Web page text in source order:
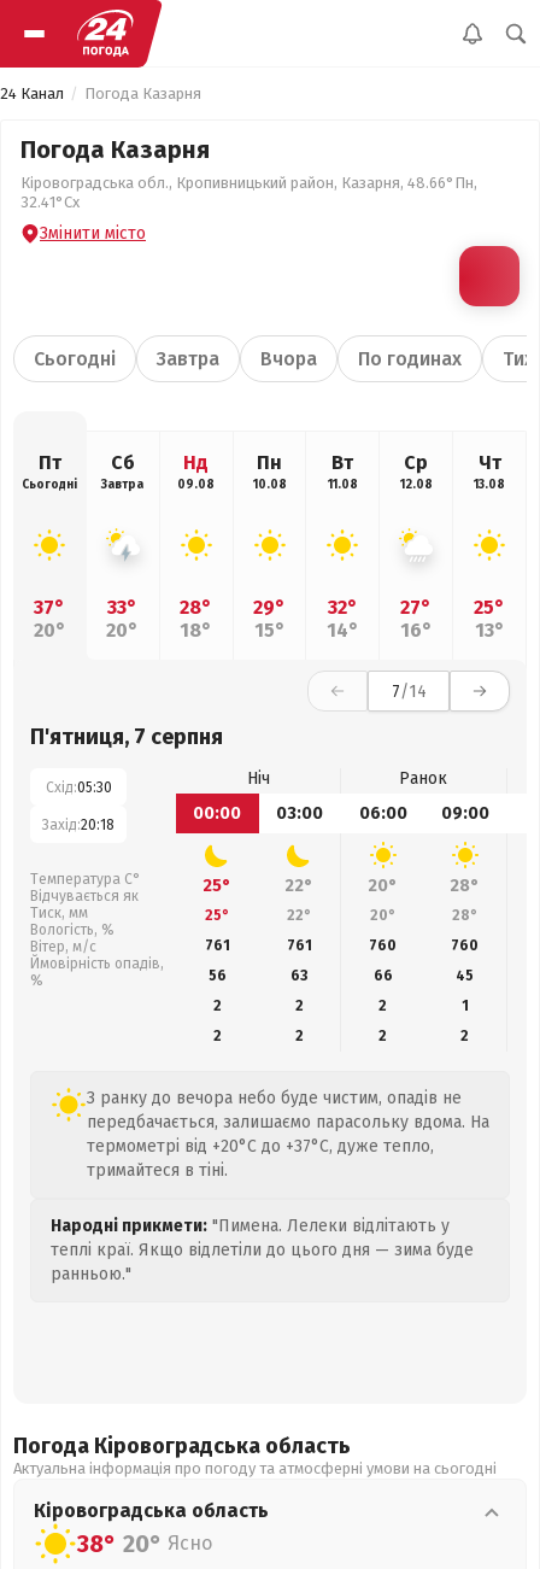
24 Канал Погода Казарня
Погода Казарня
Кіровоградська обл., Кропивницький район, Казарня, 48.66°Пн,
32.41°Сх
Змінити місто
Сьогодні Завтра Вчора По годинах
Пт
Сьогодні
37°
20°
Сб
Завтра
33°
20°
Нд
09.08
28°
18°
Пн
10.08
29°
15°
Вт
11.08
32°
14°
Ср
12.08
27°
16°
Чт
13.08
25°
13°
7/14
П'ятниця, 7 серпня
Схід:05:30
Захід:20:18
Температура С°
Відчувається як
Тиск, мм
Вологість, %
Вітер, м/с
Ймовірність опадів,
%
Ніч
Ранок
00:00
03:00 06:00 09:00
25° 22° 20° 28°
25° 22° 20° 28°
761
761 760 760
56
63 66 45
2
2 2
1
2
2 2 2
З ранку до вечора небо буде чистим, опадів не
передбачається, залишаємо парасольку вдома. На
термометрі від +20°C до +37°C, дуже тепло,
тримайтеся в тіні.
Народні прикмети: "Пимена. Лелеки відлітають у
теплі краї. Якщо відлетіли до цього дня — зима буде
ранньою."
Погода Кіровоградська область
Актуальна інформація про погоду та атмосферні умови на сьогодні
Кіровоградська область
38° 20° Ясно